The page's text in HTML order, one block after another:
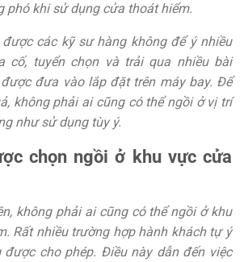
phó khi sử dụng cửa thoát hiểm.
các kỹ sư hàng không để ý nhiều
cố, tuyển chọn và trải qua nhiều bài
đưa vào lắp đặt trên máy bay. Để
không phải ai cũng có thể ngồi ở vị trí
như sử dụng tùy ý.
chọn ngồi ở khu vực cửa
không phải ai cũng có thể ngồi ở khu
Rất nhiều trường hợp hành khách tự ý
cho phép. Điều này dẫn đến việc